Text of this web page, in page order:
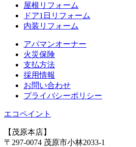
屋根リフォーム
ドア1⽇リフォーム
内装リフォーム
アパマンオーナー
⽕災保険
⽀払⽅法
採⽤情報
お問い合わせ
プライバシーポリシー
エコペイント
【茂原本店】
〒297-0074 茂原市小林2033-1